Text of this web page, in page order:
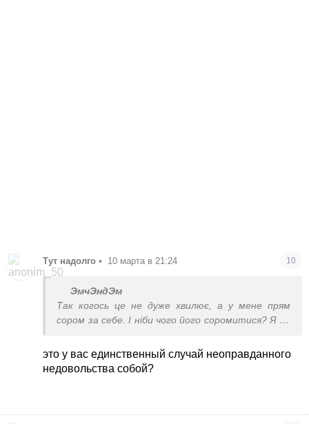
Тут надолго • 10 марта в 21:24 10
ЭмчЭндЭм
Так когось це не дуже хвилює, а у мене прям
сором за себе. І ніби чого його соромитися? Я по
это у вас единственный случай неоправданного
недовольства собой?